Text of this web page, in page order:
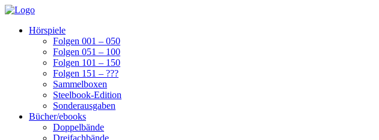
Hörspiele
Folgen 001 – 050
Folgen 051 – 100
Folgen 101 – 150
Folgen 151 – ???
Sammelboxen
Steelbook-Edition
Sonderausgaben
Bücher/ebooks
Doppelbände
Dreifachbände